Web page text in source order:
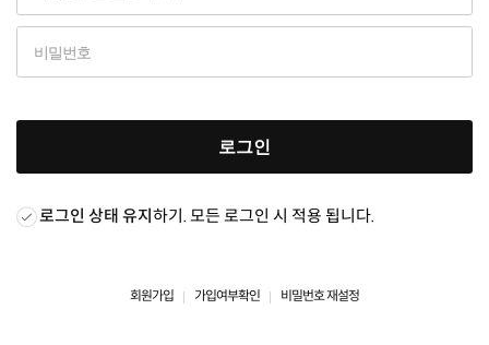
로그인
로그인 상태 유지하기. 모든 로그인 시 적용 됩니다.
회원가입 가입여부확인 비밀번호 재설정